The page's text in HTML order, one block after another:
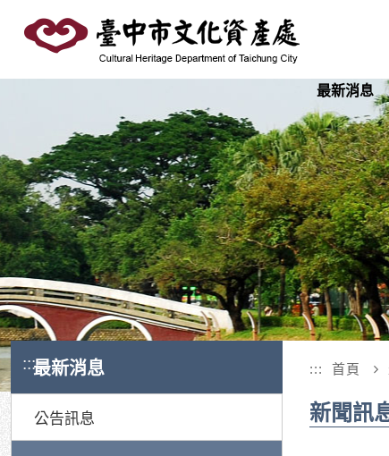
要
塊
最新消息
:::最新消息
公告訊息
::: 首頁
新聞訊